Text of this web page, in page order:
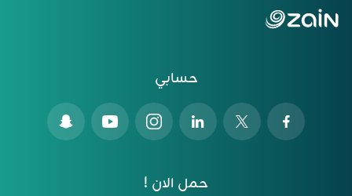
حسابي
حمل الان !